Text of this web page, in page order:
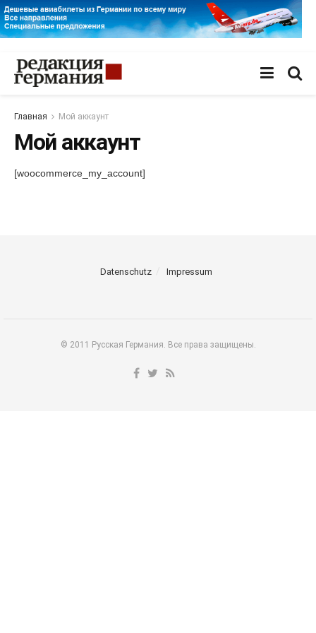
Главная Мой аккаунт
Мой аккаунт
[woocommerce_my_account]
Datenschutz Impressum
© 2011 Русская Германия. Все права защищены.